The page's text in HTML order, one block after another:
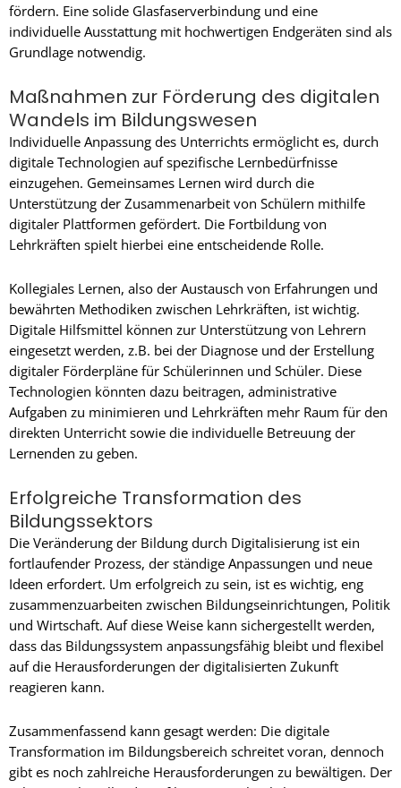
fördern. Eine solide Glasfaserverbindung und eine
individuelle Ausstattung mit hochwertigen Endgeräten sind als
Grundlage notwendig.
Maßnahmen zur Förderung des digitalen
Wandels im Bildungswesen
Individuelle Anpassung des Unterrichts ermöglicht es, durch
digitale Technologien auf spezifische Lernbedürfnisse
einzugehen. Gemeinsames Lernen wird durch die
Unterstützung der Zusammenarbeit von Schülern mithilfe
digitaler Plattformen gefördert. Die Fortbildung von
Lehrkräften spielt hierbei eine entscheidende Rolle.
Kollegiales Lernen, also der Austausch von Erfahrungen und
bewährten Methodiken zwischen Lehrkräften, ist wichtig.
Digitale Hilfsmittel können zur Unterstützung von Lehrern
eingesetzt werden, z.B. bei der Diagnose und der Erstellung
digitaler Förderpläne für Schülerinnen und Schüler. Diese
Technologien könnten dazu beitragen, administrative
Aufgaben zu minimieren und Lehrkräften mehr Raum für den
direkten Unterricht sowie die individuelle Betreuung der
Lernenden zu geben.
Erfolgreiche Transformation des
Bildungssektors
Die Veränderung der Bildung durch Digitalisierung ist ein
fortlaufender Prozess, der ständige Anpassungen und neue
Ideen erfordert. Um erfolgreich zu sein, ist es wichtig, eng
zusammenzuarbeiten zwischen Bildungseinrichtungen, Politik
und Wirtschaft. Auf diese Weise kann sichergestellt werden,
dass das Bildungssystem anpassungsfähig bleibt und flexibel
auf die Herausforderungen der digitalisierten Zukunft
reagieren kann.
Zusammenfassend kann gesagt werden: Die digitale
Transformation im Bildungsbereich schreitet voran, dennoch
gibt es noch zahlreiche Herausforderungen zu bewältigen. Der